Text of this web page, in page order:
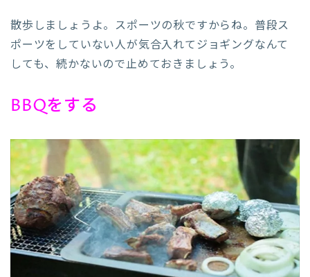
散歩しましょうよ。スポーツの秋ですからね。普段ス
ポーツをしていない人が気合入れてジョギングなんて
しても、続かないので止めておきましょう。
BBQをする